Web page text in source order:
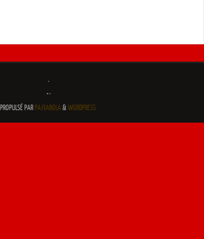
.
...
PROPULSÉ PAR PAЯABOLA &WORDPRESS.